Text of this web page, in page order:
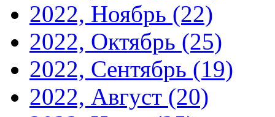
2022, Ноябрь (22)
2022, Октябрь (25)
2022, Сентябрь (19)
2022, Август (20)